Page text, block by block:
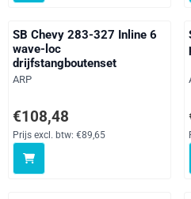
SB Chevy 283-327 Inline 6
wave-loc
drijfstangboutenset
Merk:
ARP
Prijs: 108,48, exclusief btw: 89,65
€108,48
Prijs excl. btw: €89,65